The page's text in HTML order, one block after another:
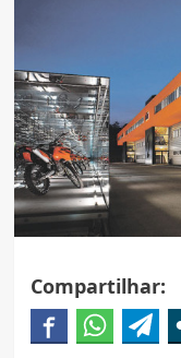
Compartilhar: